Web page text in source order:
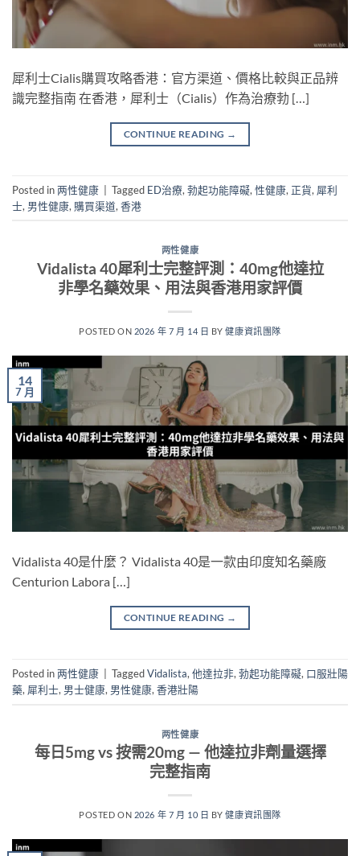
犀利士Cialis購買攻略香港：官方渠道、價格比較與正品辨
識完整指南 在香港，犀利士（Cialis）作為治療勃 […]
CONTINUE READING →
Posted in两性健康 Tagged ED治療, 勃起功能障礙, 性健康, 正貨, 犀利
士, 男性健康, 購買渠道, 香港
两性健康
Vidalista 40犀利士完整評測：40mg他達拉
非學名藥效果、用法與香港用家評價
POSTED ON 2026 年 7 月 14 日 BY健康資訊團隊
14
7 月
Vidalista 40是什麼？ Vidalista 40是一款由印度知名藥廠
Centurion Labora […]
CONTINUE READING →
Posted in两性健康 TaggedVidalista, 他達拉非, 勃起功能障礙, 口服壯陽
藥, 犀利士, 男士健康, 男性健康, 香港壯陽
两性健康
每日5mg vs 按需20mg — 他達拉非劑量選擇
完整指南
POSTED ON 2026 年 7 月 10 日 BY健康資訊團隊